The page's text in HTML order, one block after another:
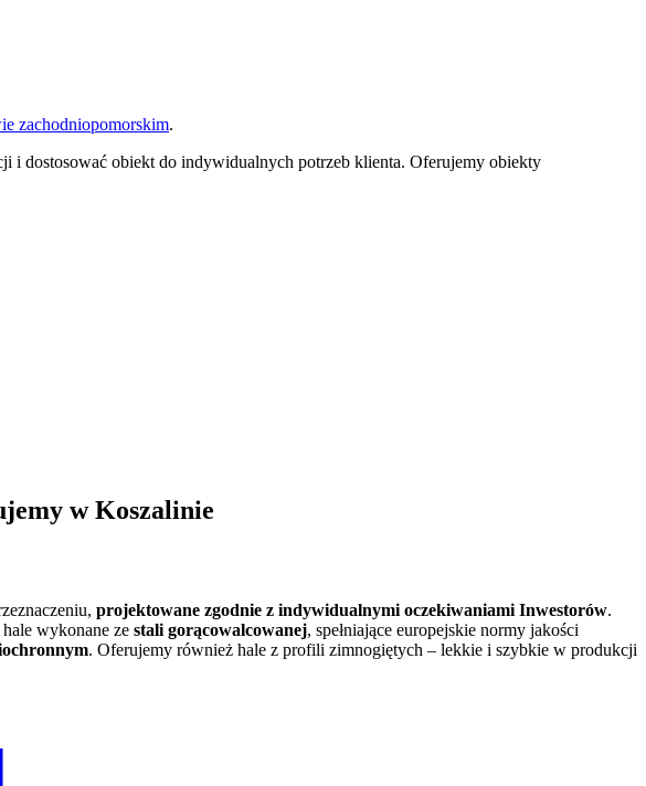
zachodniopomorskim.
i dostosować obiekt do indywidualnych potrzeb klienta. Oferujemy obiekty
w Koszalinie
projektowane zgodnie z indywidualnymi oczekiwaniami Inwestorów.
wykonane ze stali gorącowalcowanej, spełniające europejskie normy jakości
. Oferujemy również hale z profili zimnogiętych – lekkie i szybkie w produkcji